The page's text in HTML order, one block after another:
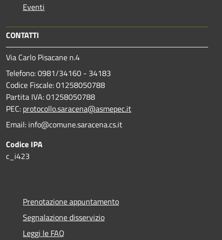
Eventi
CONTATTI
Via Carlo Pisacane n.4
Telefono: 0981/34160 - 34183
Codice Fiscale: 01258050788
Partita IVA: 01258050788
PEC: protocollo.saracena@asmepec.it
Email: info@comune.saracena.cs.it
Codice IPA
c_i423
Prenotazione appuntamento
Segnalazione disservizio
Leggi le FAQ